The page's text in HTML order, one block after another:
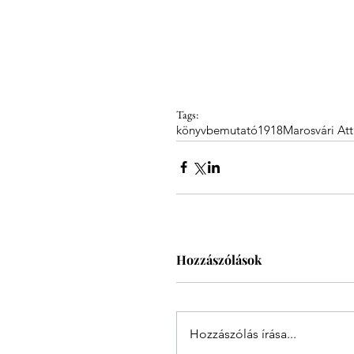
Tags:
könyvbemutató1918Marosvári
Hozzászólások
Hozzászólás írása...